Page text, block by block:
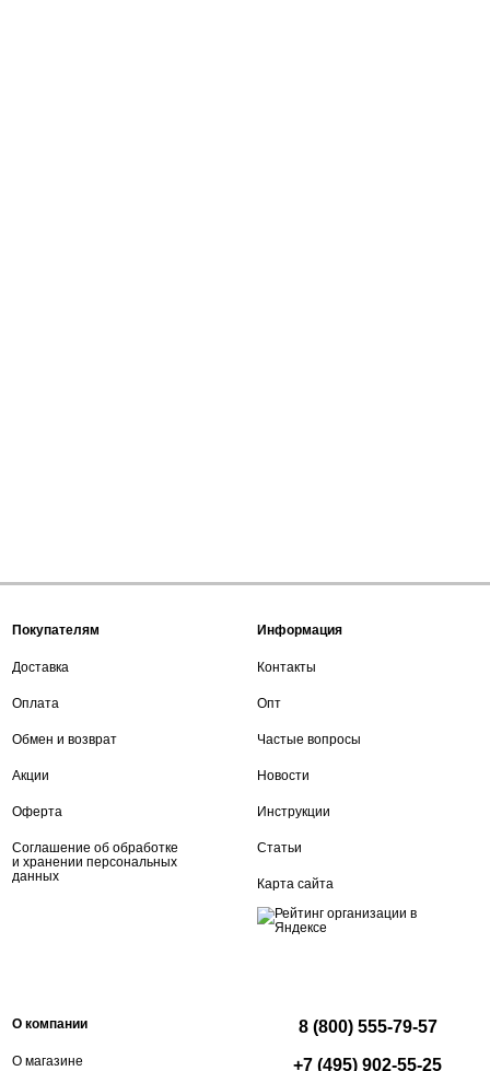
Покупателям
Доставка
Оплата
Обмен и возврат
Акции
Оферта
Соглашение об обработке
и хранении персональных
данных
Информация
Контакты
Опт
Частые вопросы
Новости
Инструкции
Статьи
Карта сайта
О компании
О магазине
8 (800) 555-79-57
+7 (495) 902-55-25